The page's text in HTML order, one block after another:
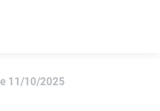
11/10/2025